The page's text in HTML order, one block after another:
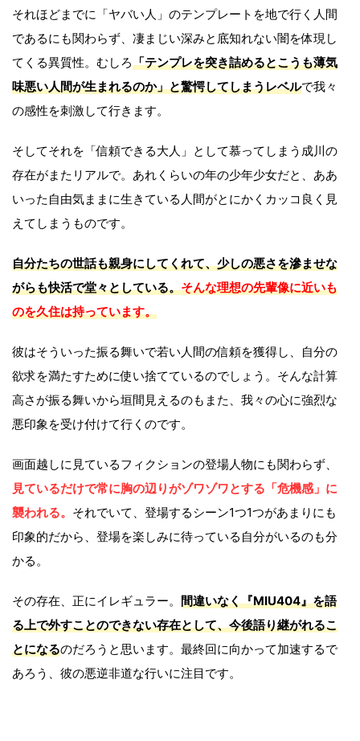
それほどまでに「ヤバい人」のテンプレートを地で行く人間
であるにも関わらず、凄まじい深みと底知れない闇を体現し
てくる異質性。むしろ「テンプレを突き詰めるとこうも薄気
味悪い人間が生まれるのか」と驚愕してしまうレベルで我々
の感性を刺激して行きます。
そしてそれを「信頼できる大人」として慕ってしまう成川の
存在がまたリアルで。あれくらいの年の少年少女だと、ああ
いった自由気ままに生きている人間がとにかくカッコ良く見
えてしまうものです。
自分たちの世話も親身にしてくれて、少しの悪さを滲ませな
がらも快活で堂々としている。そんな理想の先輩像に近いも
のを久住は持っています。
彼はそういった振る舞いで若い人間の信頼を獲得し、自分の
欲求を満たすために使い捨てているのでしょう。そんな計算
高さが振る舞いから垣間見えるのもまた、我々の心に強烈な
悪印象を受け付けて行くのです。
画面越しに見ているフィクションの登場人物にも関わらず、
見ているだけで常に胸の辺りがゾワゾワとする「危機感」に
襲われる。 それでいて、登場するシーン1つ1つがあまりにも
印象的だから、登場を楽しみに待っている自分がいるのも分
かる。
その存在、正にイレギュラー。 間違いなく『MIU404』を語
る上で外すことのできない存在として、今後語り継がれるこ
とになるのだろうと思います。最終回に向かって加速するで
あろう、彼の悪逆非道な行いに注目です。